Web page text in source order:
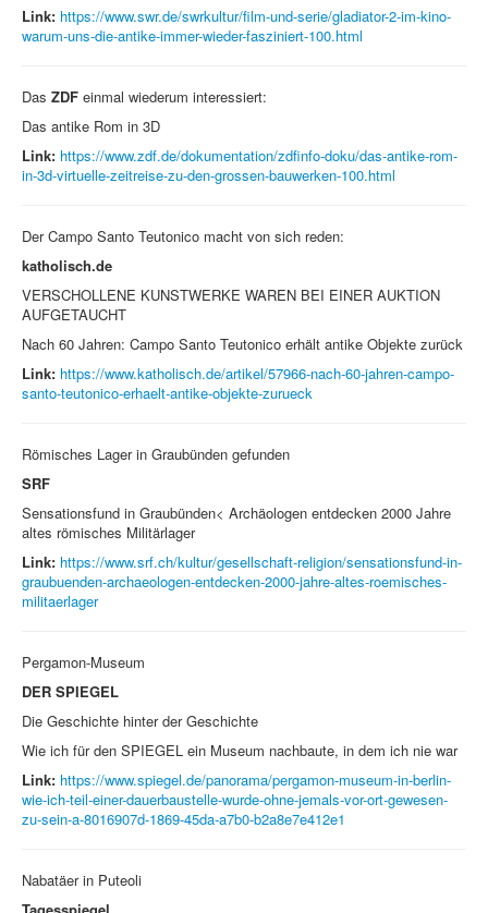
Link: https://www.swr.de/swrkultur/film-und-serie/gladiator-2-im-kino-
warum-uns-die-antike-immer-wieder-fasziniert-100.html
Das ZDF einmal wiederum interessiert:
Das antike Rom in 3D
Link: https://www.zdf.de/dokumentation/zdfinfo-doku/das-antike-rom-
in-3d-virtuelle-zeitreise-zu-den-grossen-bauwerken-100.html
Der Campo Santo Teutonico macht von sich reden:
katholisch.de
VERSCHOLLENE KUNSTWERKE WAREN BEI EINER AUKTION
AUFGETAUCHT
Nach 60 Jahren: Campo Santo Teutonico erhält antike Objekte zurück
Link: https://www.katholisch.de/artikel/57966-nach-60-jahren-campo-
santo-teutonico-erhaelt-antike-objekte-zurueck
Römisches Lager in Graubünden gefunden
SRF
Sensationsfund in Graubünden< Archäologen entdecken 2000 Jahre
altes römisches Militärlager
Link: https://www.srf.ch/kultur/gesellschaft-religion/sensationsfund-in-
graubuenden-archaeologen-entdecken-2000-jahre-altes-roemisches-
militaerlager
Pergamon-Museum
DER SPIEGEL
Die Geschichte hinter der Geschichte
Wie ich für den SPIEGEL ein Museum nachbaute, in dem ich nie war
Link: https://www.spiegel.de/panorama/pergamon-museum-in-berlin-
wie-ich-teil-einer-dauerbaustelle-wurde-ohne-jemals-vor-ort-gewesen-
zu-sein-a-8016907d-1869-45da-a7b0-b2a8e7e412e1
Nabatäer in Puteoli